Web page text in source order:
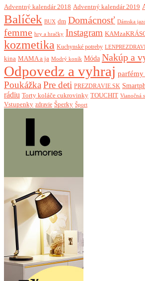
Adventný kalendár 2018 Adventný kalendár 2019
Balíček BUX dm Domácnosť Dámska
femme hry a hračky Instagram
kozmetika Kuchynské potreby
kina MAMA a ja Modrý koník Móda Nakúp a
Odpovedz a vyhraj parfémy
Poukážka Pre deti PREZDRAVIE.SK
rádiu Torty koláče cukrovinky TOUCHIT Vianočná
Vstupenky zdravie Šperky Šport